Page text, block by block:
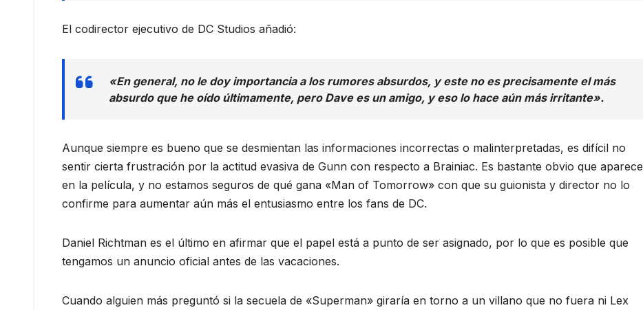
El codirector ejecutivo de DC Studios añadió:
«En general, no le doy importancia a los rumores absurdos, y este no es precisamente el más
absurdo que he oído últimamente, pero Dave es un amigo, y eso lo hace aún más irritante».
Aunque siempre es bueno que se desmientan las informaciones incorrectas o malinterpretadas, es difícil no
sentir cierta frustración por la actitud evasiva de Gunn con respecto a Brainiac. Es bastante obvio que aparece
en la película, y no estamos seguros de qué gana «Man of Tomorrow» con que su guionista y director no lo
confirme para aumentar aún más el entusiasmo entre los fans de DC.
Daniel Richtman es el último en afirmar que el papel está a punto de ser asignado, por lo que es posible que
tengamos un anuncio oficial antes de las vacaciones.
Cuando alguien más preguntó si la secuela de «Superman» giraría en torno a un villano que no fuera ni Lex